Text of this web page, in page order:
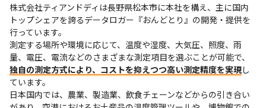
株式会社ティアンドディは長野県松本市に本社を構え、主に国内
トップシェアを誇るデータロガー『おんどとり』の開発・提供を
行っています。
測定する場所や環境に応じて、温度や湿度、大気圧、照度、雨
量、電圧、電流などのさまざまな測定項目を選ぶことが可能で、
独自の測定方式により、コストを抑えつつ高い測定精度を実現し
ています。
日本国内では、農業、製造業、飲食チェーンなどからの引き合い